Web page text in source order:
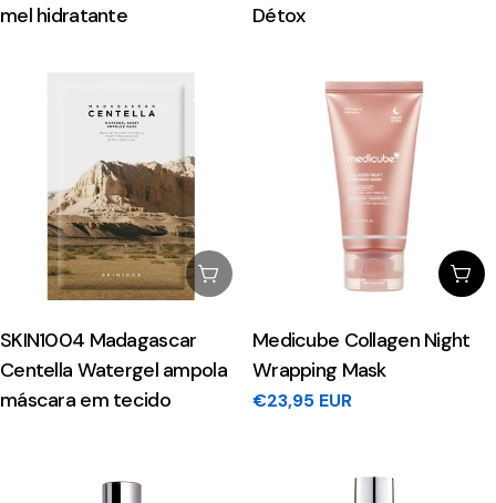
mel hidratante
Détox
Esgotado
SKIN1004 Madagascar
Centella Watergel ampola
máscara em tecido
Medicube Collagen Night
Wrapping Mask
Preço
€23,95 EUR